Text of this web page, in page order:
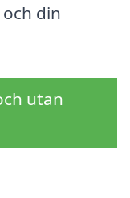
din
utan